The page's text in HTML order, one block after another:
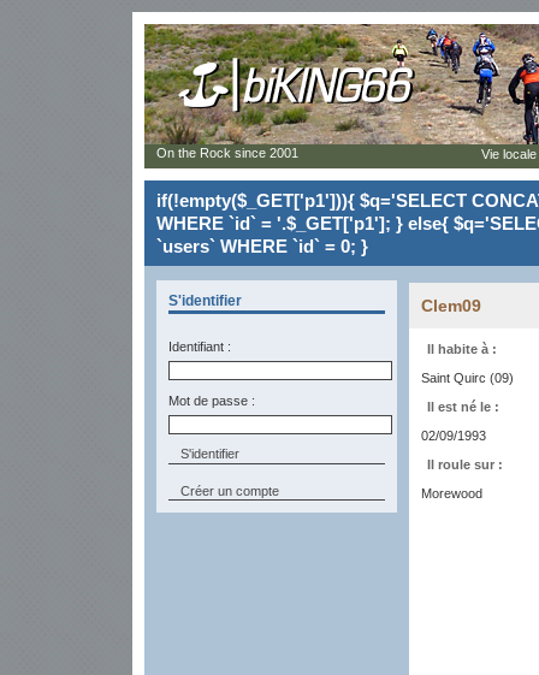
if(!empty($_GET['p1'])){ $q='SELECT
WHERE `id` = '.$_GET['p1']; } else{
`users` WHERE `id` = 0; }
S'identifier
Identifiant :
Mot de passe :
Créer un compte
Clem09
Il habite à :
Saint Quirc (09)
Il est né le :
02/09/1993
Il roule sur :
Morewood
On the Rock since 2001 Vie